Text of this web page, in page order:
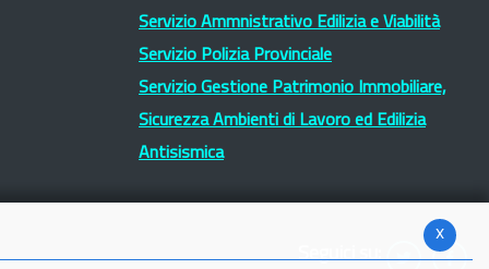
Servizio Ammnistrativo Edilizia e Viabilità
Servizio Polizia Provinciale
Servizio Gestione Patrimonio Immobiliare,
Sicurezza Ambienti di Lavoro ed Edilizia
Antisismica
Seguici su:
x